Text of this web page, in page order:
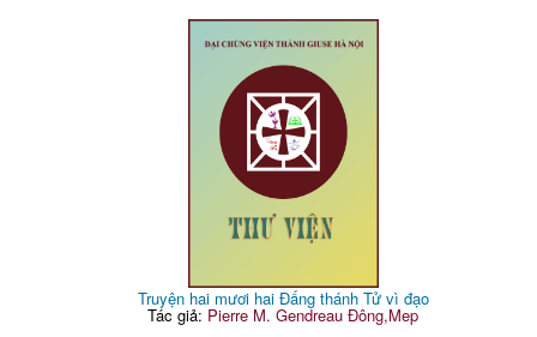
Truyện hai mươi hai Đấng thánh Tử vì đạo
Tác giả: Pierre M. Gendreau Đông,Mep